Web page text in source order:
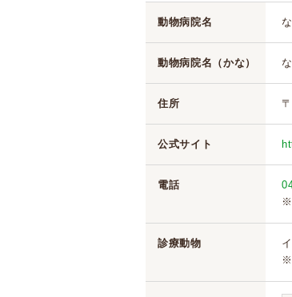
動物病院名
動物病院名（かな）
住所
公式サイト
電話
※
診療動物
※